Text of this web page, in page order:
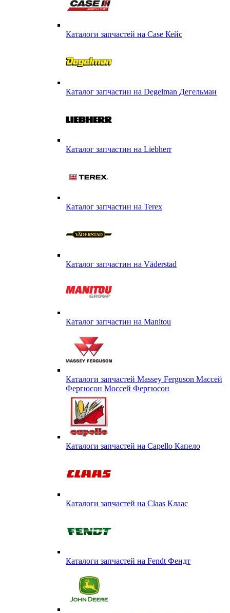
Каталоги запчастей на Case Кейс
Каталог запчастин на Degelman Дегельман
Каталог запчастин на Liebherr
Каталог запчастин на Terex
Каталог запчастин на Väderstad
Каталог запчастин на Маnitou
Каталоги запчастей Massey Ferguson Массей
Фергюсон Моссей Фергюсон
Каталоги запчастей на Capello Капело
Каталоги запчастей на Claas Клаас
Каталоги запчастей на Fendt Фендт